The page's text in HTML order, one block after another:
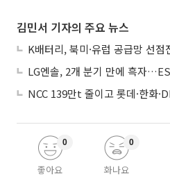
김민서 기자의 주요 뉴스
좋아요
0
화나요
0